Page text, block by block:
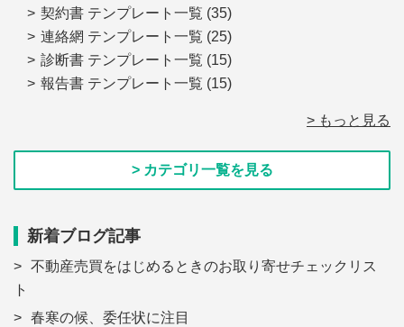
契約書 テンプレート一覧 (35)
連絡網 テンプレート一覧 (25)
診断書 テンプレート一覧 (15)
報告書 テンプレート一覧 (15)
> もっと見る
> カテゴリ一覧を見る
新着ブログ記事
不動産売買をはじめるときのお取り寄せチェックリス
ト
春寒の候、委任状に注目